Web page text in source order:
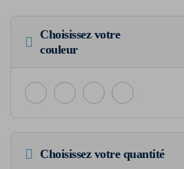
Choisissez votre
couleur
Choisissez votre quantité